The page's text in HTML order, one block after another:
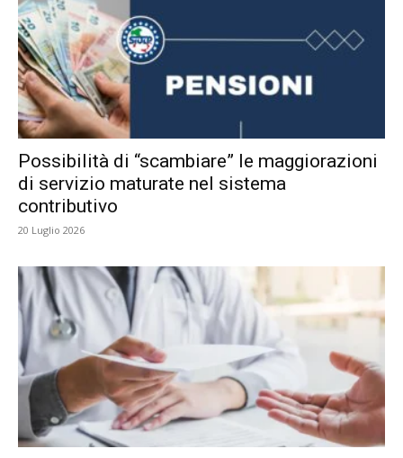
Possibilità di “scambiare” le maggiorazioni
di servizio maturate nel sistema
contributivo
20 Luglio 2026